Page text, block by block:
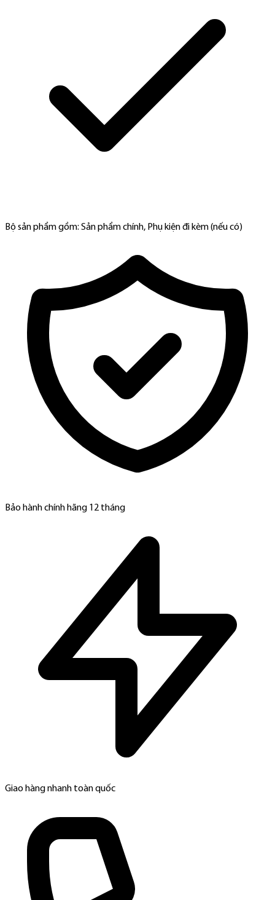
Bộ sản phẩm gồm: Sản phẩm chính, Phụ kiện đi kèm (nếu có)
Bảo hành chính hãng 12 tháng
Giao hàng nhanh toàn quốc